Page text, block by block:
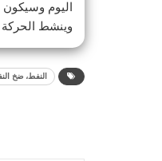
اليوم وسيكون
وينشط الحركة
النفط، ضخ